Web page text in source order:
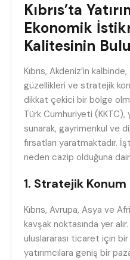
Kıbrıs’ta
Ekonomik
Kalitesinin
Kıbrıs, Akdeniz’in
güzellikleri ve stratejik
dikkat çekici bir bölge
Türk Cumhuriyeti (KKTC),
sunarak, gayrimenkul ve
fırsatları yaratmaktadır.
neden cazip olduğuna
1. Stratejik Konum
Kıbrıs, Avrupa, Asya ve
kavşak noktasında yer
uluslararası ticaret için
yatırımcılara geniş bir